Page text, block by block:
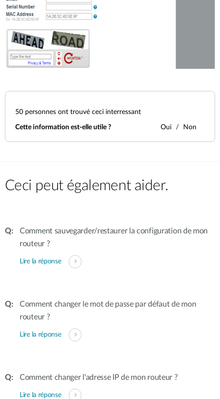
50 personnes ont trouvé ceci interressant
Cette information est-elle utile ? Oui Non
Ceci peut également aider.
Comment sauvegarder/restaurer la configuration de mon
routeur ?
Lire la réponse
Comment changer le mot de passe par défaut de mon
routeur ?
Lire la réponse
Comment changer l'adresse IP de mon routeur ?
Lire la réponse